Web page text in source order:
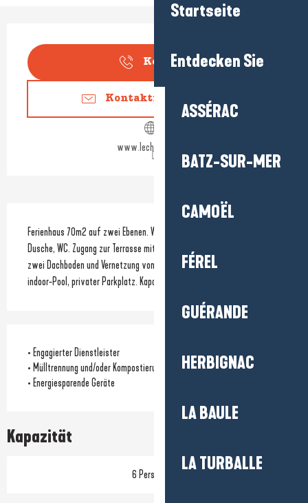
Startseite
Entdecken Sie
ASSÉRAC
BATZ-SUR-MER
CAMOËL
FÉREL
GUÉRANDE
HERBIGNAC
LA BAULE
LA TURBALLE
Öffnungszeiten & Kontaktdaten
Kontakt
Kontaktieren Sie uns
www.lechamp-dor.fr
Beschreibung
Ferienhaus 70m2 auf zwei Ebenen. Wohnzimmer, Esszimmer Küche und
Dusche, WC. Zugang zur Terrasse mit Gartentisch und Stühlen. Ein Stock
zwei Dachboden und Vernetzung von Zimmer. Großer Garten, Access-
indoor-Pool, privater Parkplatz. Kapazität 4/5 Personen.
• Engagierter Dienstleister
• Mülltrennung und/oder Kompostierung
• Energiesparende Geräte
Kapazität
6 Person(en)